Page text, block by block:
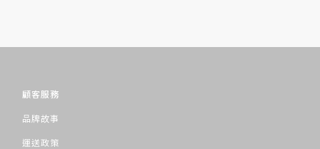
顧客服務
品牌故事
運送政策